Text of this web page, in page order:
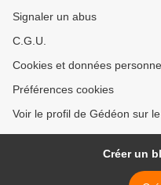
Signaler un abus
C.G.U.
Cookies et données
Préférences cookies
Voir le profil de Gédéon sur
Créer un